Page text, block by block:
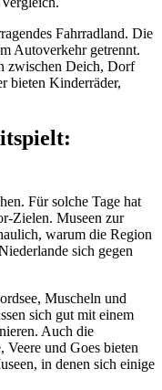
Fahrradland. Die
Autoverkehr getrennt.
zwischen Deich, Dorf
bieten Kinderräder,
Für solche Tage hat
Zielen. Museen zur
warum die Region
sich gegen
Muscheln und
sich gut mit einem
Auch die
und Goes bieten
in denen sich einige